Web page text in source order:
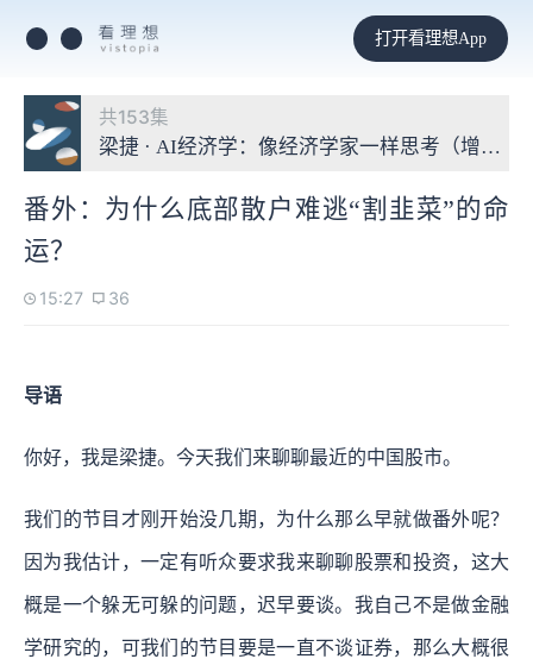
打开看理想App
共153集
梁捷 · AI经济学：像经济学家一样思考（增补版
番外：为什么底部散户难逃“割韭菜”的命
运？
15:27 36
导语
你好，我是梁捷。今天我们来聊聊最近的中国股市。
我们的节目才刚开始没几期，为什么那么早就做番外呢？
因为我估计，一定有听众要求我来聊聊股票和投资，这大
概是一个躲无可躲的问题，迟早要谈。我自己不是做金融
学研究的，可我们的节目要是一直不谈证券，那么大概很